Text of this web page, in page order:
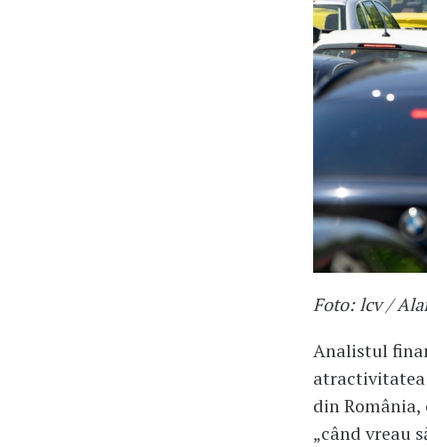
Foto: lcv /
Analistul
din
„când vreau